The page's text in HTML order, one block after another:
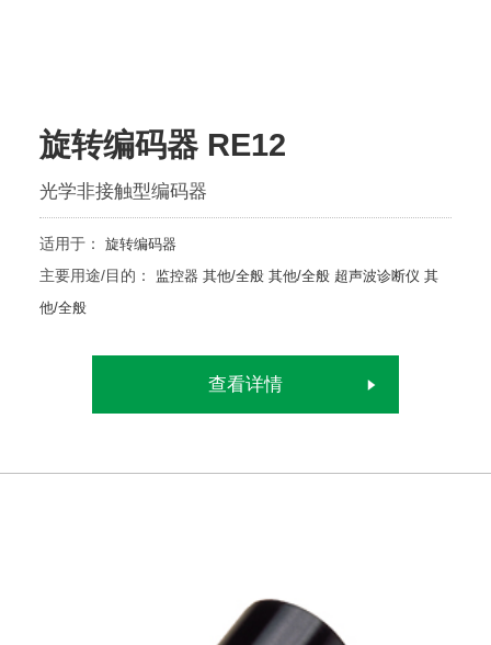
旋转编码器 RE12
光学非接触型编码器
适用于： 旋转编码器
主要用途/目的： 监控器 其他/全般 其他/全般 超声波诊断仪 其
他/全般
查看详情